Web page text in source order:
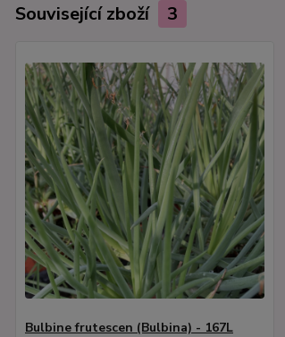
Související zboží 3
Bulbine frutescen (Bulbina) - 167L